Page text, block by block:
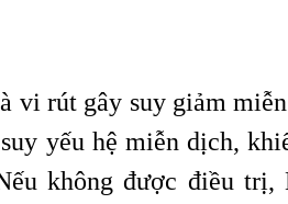
vi rút gây suy giảm
yếu hệ miễn dịch,
không được điều